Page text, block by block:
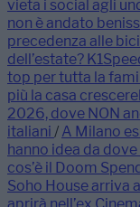
vieta i social agli
non è andato
precedenza alle
dell’estate?
top per tutta la
più la casa
2026, dove NON
italiani / A Milano
hanno idea da
cos’è il Doom
Soho House arriva